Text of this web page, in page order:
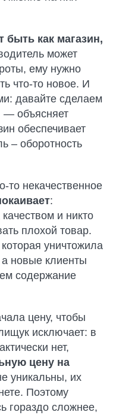
быть как магазин,
может
ему нужно
что-то новое. И
давайте сделаем
— объясняет
обеспечивает
– оборотность
то некачественное
:
и никто
плохой товар.
уничтожила
новые клиенты
содержание
цену, чтобы
исключает: в
нет,
цену на
уникальны, их
Поэтому
гораздо сложнее,